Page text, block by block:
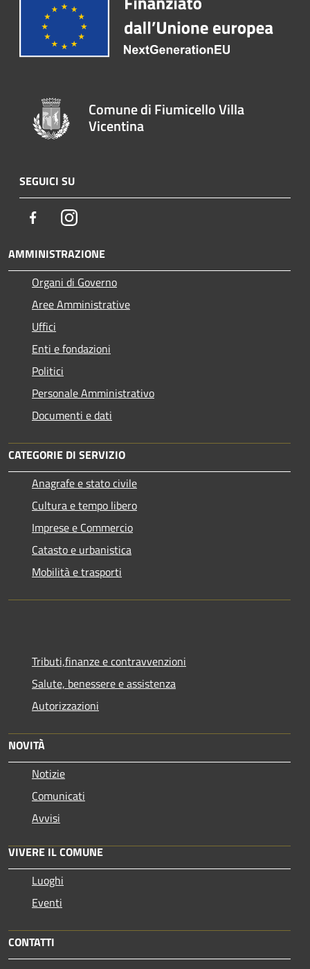
Comune di Fiumicello Villa
Vicentina
SEGUICI SU
FacebookInstagram
AMMINISTRAZIONE
Organi di Governo
Aree Amministrative
Uffici
Enti e fondazioni
Politici
Personale Amministrativo
Documenti e dati
CATEGORIE DI SERVIZIO
Anagrafe e stato civile
Cultura e tempo libero
Imprese e Commercio
Catasto e urbanistica
Mobilità e trasporti
Tributi,finanze e contravvenzioni
Salute, benessere e assistenza
Autorizzazioni
NOVITÀ
Notizie
Comunicati
Avvisi
VIVERE IL COMUNE
Luoghi
Eventi
CONTATTI